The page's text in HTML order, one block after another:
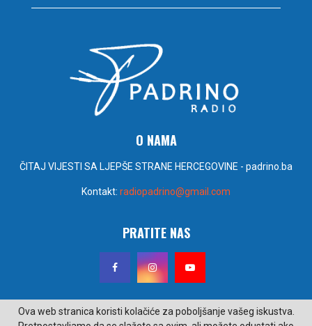
O NAMA
ČITAJ VIJESTI SA LJEPŠE STRANE HERCEGOVINE - padrino.ba
Kontakt: radiopadrino@gmail.com
PRATITE NAS
Ova web stranica koristi kolačiće za poboljšanje vašeg iskustva.